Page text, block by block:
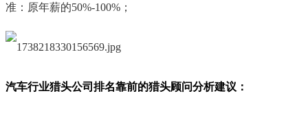
准：原年薪的50%-100%；
汽车行业猎头公司排名靠前的猎头顾问分析建议 ：